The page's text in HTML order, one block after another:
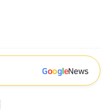
GoogleNews